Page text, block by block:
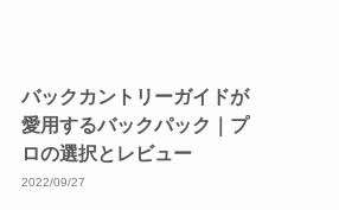
バックカントリーガイドが
愛用するバックパック｜プ
ロの選択とレビュー
2022/09/27